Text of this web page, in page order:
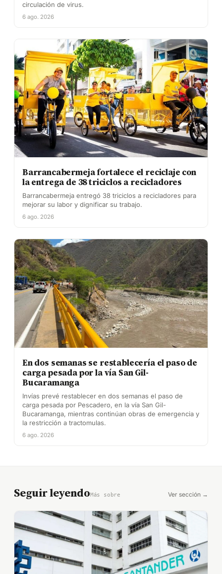
circulación de virus.
6 ago. 2026
Barrancabermeja fortalece el reciclaje con
la entrega de 38 triciclos a recicladores
Barrancabermeja entregó 38 triciclos a recicladores para
mejorar su labor y dignificar su trabajo.
6 ago. 2026
En dos semanas se restablecería el paso de
carga pesada por la vía San Gil-
Bucaramanga
Invías prevé restablecer en dos semanas el paso de
carga pesada por Pescadero, en la vía San Gil-
Bucaramanga, mientras continúan obras de emergencia y
la restricción a tractomulas.
6 ago. 2026
Seguir leyendoMás sobre Ver sección →